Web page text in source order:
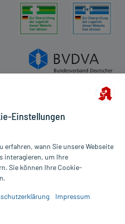
zzgl. Versandkosten
werden ausschließlich für
durch einen Arzt. Bitte
| Diese Webseite benutzt
Einstellungen
erfahren, wann Sie unsere Webseite
interagieren, um Ihre
Sie können Ihre Cookie-
Impressum